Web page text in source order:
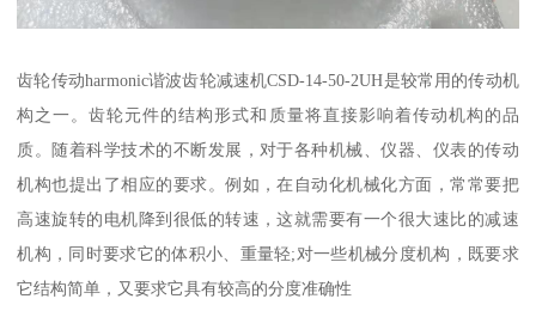
齿轮传动harmonic谐波齿轮减速机CSD-14-50-2UH是较常用的传动机
构之一。齿轮元件的结构形式和质量将直接影响着传动机构的品
质。随着科学技术的不断发展，对于各种机械、仪器、仪表的传动
机构也提出了相应的要求。例如，在自动化机械化方面，常常要把
高速旋转的电机降到很低的转速，这就需要有一个很大速比的减速
机构，同时要求它的体积小、重量轻;对一些机械分度机构，既要求
它结构简单，又要求它具有较高的分度准确性